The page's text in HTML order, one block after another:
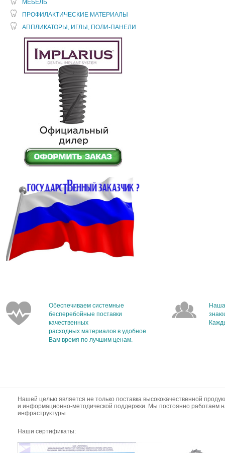
МЕБЕЛЬ
ПРОФИЛАКТИЧЕСКИЕ МАТЕРИАЛЫ
АППЛИКАТОРЫ, ИГЛЫ, ПОЛИ-ПАНЕЛИ
Обеспечиваем системные
бесперебойные поставки
качественных
расходных материалов в удобное
Вам время по лучшим ценам.
Нашей целью является не только поставка высококачественной
и информационно-методической поддержки. Мы постоянно работаем
инфраструктуры.
Наши сертификаты: